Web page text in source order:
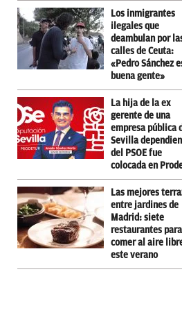
Los inmigrantes
ilegales que
deambulan por
calles de Ceuta:
«Pedro Sánchez
buena gente»
La hija de la ex
gerente de una
empresa pública
Sevilla
del PSOE fue
colocada en
Las mejores
entre jardines de
Madrid: siete
restaurantes para
comer al aire
este verano